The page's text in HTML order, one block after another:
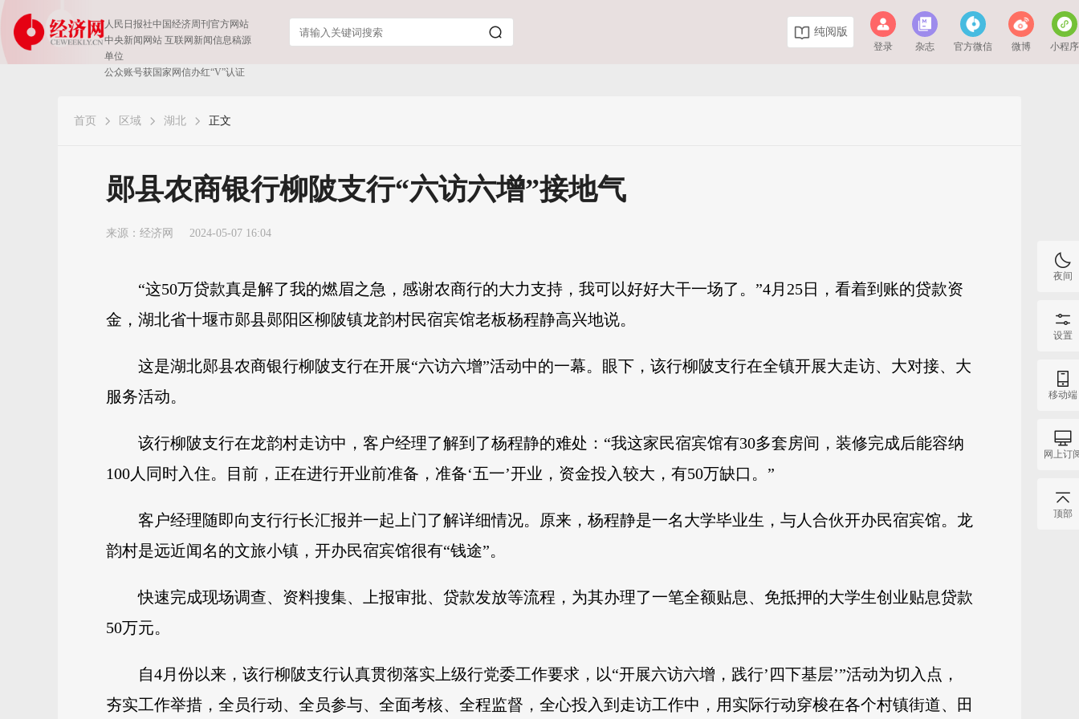
人民日报社中国经济周刊官方网站
中央新闻网站 互联网新闻信息稿源
单位
公众账号获国家网信办红“V”认证
纯阅版
登录 杂志 官方微信 微博 小程序
首页 区域 湖北 正文
郧县农商银行柳陂支行“六访六增”接地气
来源： 经济网 2024-05-07 16:04
“这50万贷款真是解了我的燃眉之急，感谢农商行的大力支持，我可以好好大干一场了。”4月25日，看着到账的贷款资
金，湖北省十堰市郧县郧阳区柳陂镇龙韵村民宿宾馆老板杨程静高兴地说。
这是湖北郧县农商银行柳陂支行在开展“六访六增”活动中的一幕。眼下，该行柳陂支行在全镇开展大走访、大对接、大
服务活动。
该行柳陂支行在龙韵村走访中，客户经理了解到了杨程静的难处：“我这家民宿宾馆有30多套房间，装修完成后能容纳
100人同时入住。目前，正在进行开业前准备，准备‘五一’开业，资金投入较大，有50万缺口。”
客户经理随即向支行行长汇报并一起上门了解详细情况。原来，杨程静是一名大学毕业生，与人合伙开办民宿宾馆。龙
韵村是远近闻名的文旅小镇，开办民宿宾馆很有“钱途”。
快速完成现场调查、资料搜集、上报审批、贷款发放等流程，为其办理了一笔全额贴息、免抵押的大学生创业贴息贷款
50万元。
自4月份以来，该行柳陂支行认真贯彻落实上级行党委工作要求，以“开展六访六增，践行’四下基层’”活动为切入点，
夯实工作举措，全员行动、全员参与、全面考核、全程监督，全心投入到走访工作中，用实际行动穿梭在各个村镇街道、田
夜间
设置
移动端
网上订
顶部